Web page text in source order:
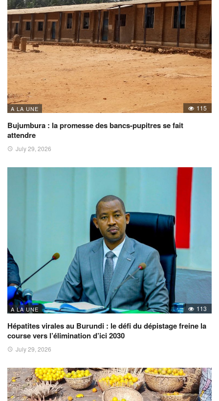
A LA UNE 115
Bujumbura : la promesse des bancs-pupitres se fait
attendre
July 29, 2026
A LA UNE 113
Hépatites virales au Burundi : le défi du dépistage freine la
course vers l’élimination d’ici 2030
July 29, 2026